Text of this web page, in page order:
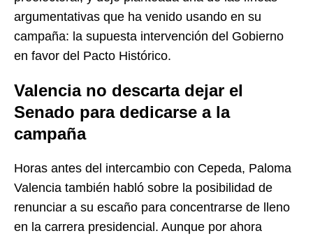
argumentativas que ha venido usando en su
campaña: la supuesta intervención del Gobierno
en favor del Pacto Histórico.
Valencia no descarta dejar el
Senado para dedicarse a la
campaña
Horas antes del intercambio con Cepeda, Paloma
Valencia también habló sobre la posibilidad de
renunciar a su escaño para concentrarse de lleno
en la carrera presidencial. Aunque por ahora